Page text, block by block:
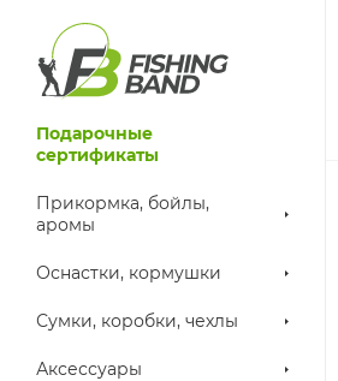
Подарочные
сертификаты
Прикормка, бойлы,
аромы
Оснастки, кормушки
Сумки, коробки, чехлы
Аксессуары